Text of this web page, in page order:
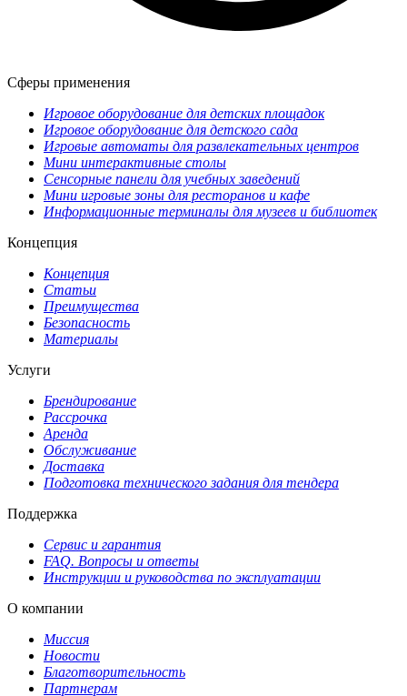
Сферы применения
Игровое оборудование для детских площадок
Игровое оборудование для детского сада
Игровые автоматы для развлекательных центров
Мини интерактивные столы
Сенсорные панели для учебных заведений
Мини игровые зоны для ресторанов и кафе
Информационные терминалы для музеев и библиотек
Концепция
Концепция
Статьи
Преимущества
Безопасность
Материалы
Услуги
Брендирование
Рассрочка
Аренда
Обслуживание
Доставка
Подготовка технического задания для тендера
Поддержка
Сервис и гарантия
FAQ. Вопросы и ответы
Инструкции и руководства по эксплуатации
О компании
Миссия
Новости
Благотворительность
Партнерам